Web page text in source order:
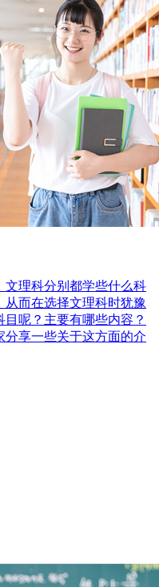
文理科分别都学些什么科
从而在选择文理科时犹豫
呢？主要有哪些内容？
享一些关于这方面的介